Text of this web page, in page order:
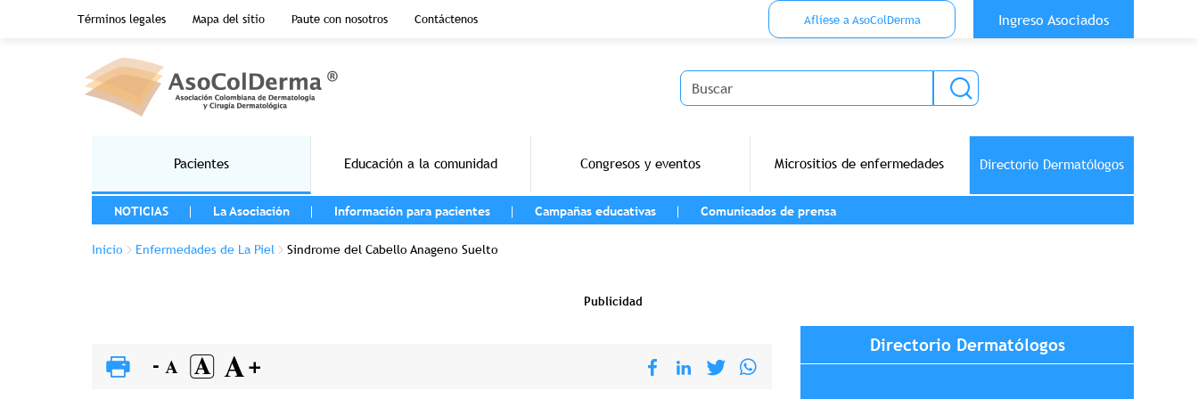
Pasar al contenido principal
Términos legales
Mapa del sitio Paute con nosotros Contáctenos
Menu Top Anónimo
Aflíese a AsoColDerma
Ingreso Asociados
Buscar
Pacientes Educación a la comunidad Congresos y eventos Micrositios de enfermedades Directorio Dermatólogos
MENU LEFT
NOTICIAS
La Asociación Información para pacientes Campañas educativas Comunicados de prensa
Sobrescribir enlaces de ayuda a la navegación
Inicio Enfermedades de La Piel Sindrome del Cabello Anageno Suelto
Publicidad
Directorio Dermatólogos